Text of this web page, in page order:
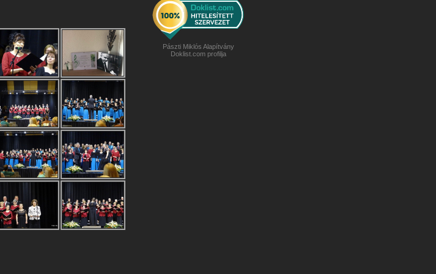
Pászti Miklós Alapítvány
Doklist.com profilja